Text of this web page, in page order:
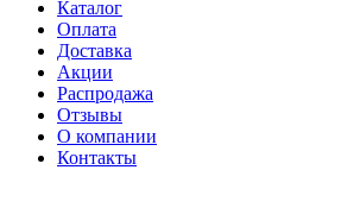
Каталог
Оплата
Доставка
Акции
Распродажа
Отзывы
О компании
Контакты